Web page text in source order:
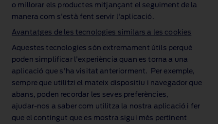
o millorar els productes mitjançant el seguiment de la
manera com s'està fent servir l'aplicació.
Avantatges de les tecnologies similars a les cookies
Aquestes tecnologies són extremament útils perquè
poden simplificar l'experiència quan es torna a una
aplicació que s'ha visitat anteriorment. Per exemple,
sempre que utilitzi el mateix dispositiu i navegador que
abans, poden recordar les seves preferències,
ajudar‑nos a saber com utilitza la nostra aplicació i fer
que el contingut que es mostra sigui més pertinent